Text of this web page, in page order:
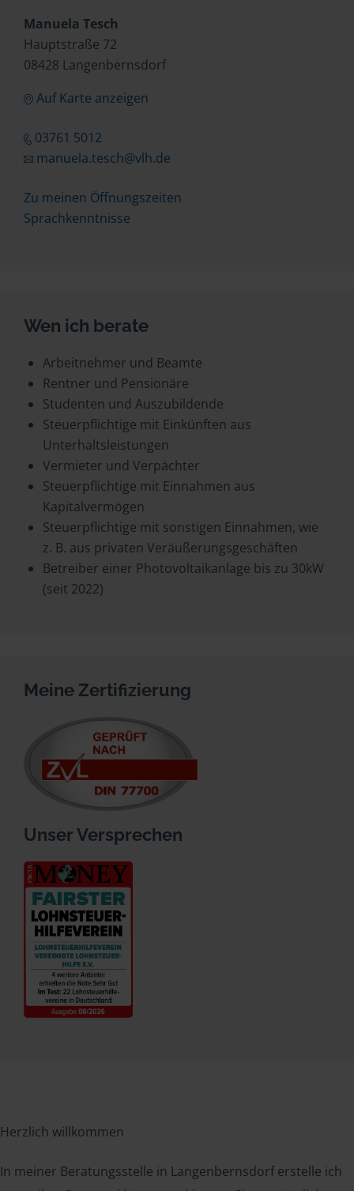
Manuela Tesch
Hauptstraße 72
08428 Langenbernsdorf
Auf Karte anzeigen
03761 5012
manuela.tesch@vlh.de
Zu meinen Öffnungszeiten
Sprachkenntnisse
Wen ich berate
Arbeitnehmer und Beamte
Rentner und Pensionäre
Studenten und Auszubildende
Steuerpflichtige mit Einkünften aus
Unterhaltsleistungen
Vermieter und Verpächter
Steuerpflichtige mit Einnahmen aus
Kapitalvermögen
Steuerpflichtige mit sonstigen Einnahmen, wie
z. B. aus privaten Veräußerungsgeschäften
Betreiber einer Photovoltaikanlage bis zu 30kW
(seit 2022)
Meine Zertifizierung
Unser Versprechen
Herzlich willkommen
In meiner Beratungsstelle in Langenbernsdorf erstelle ich